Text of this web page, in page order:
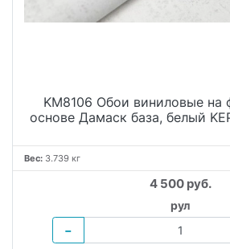
KM8106 Обои виниловые на
основе Дамаск база, белый
Вес: 3.739 кг
4 500 руб.
рул
−